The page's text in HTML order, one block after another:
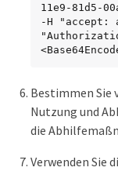
11e9-81d5-
-H "accept:
Bestimmen Sie
Nutzung und
die
Verwenden Sie